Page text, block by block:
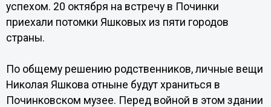
успехом. 20 октября на встречу в Починки
приехали потомки Яшковых из пяти городов
страны.
По общему решению родственников, личные вещи
Николая Яшкова отныне будут храниться в
Починковском музее. Перед войной в этом здании